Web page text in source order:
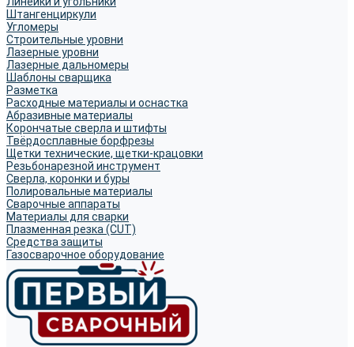
Штангенциркули
Угломеры
Строительные уровни
Лазерные уровни
Лазерные дальномеры
Шаблоны сварщика
Разметка
Расходные материалы и оснастка
Абразивные материалы
Корончатые сверла и штифты
Твёрдосплавные борфрезы
Щетки технические, щетки-крацовки
Резьбонарезной инструмент
Сверла, коронки и буры
Полировальные материалы
Сварочные аппараты
Материалы для сварки
Плазменная резка (CUT)
Средства защиты
Газосварочное оборудование